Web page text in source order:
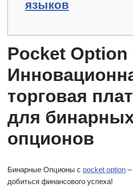
языков
Pocket Option
торговая
для
опционов
Бинарные Опционы с pocket option
добиться финансового успеха!